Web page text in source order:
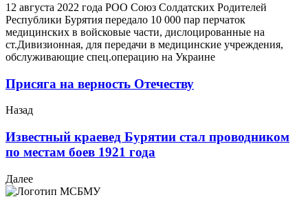
12 августа 2022 года РОО Союз Солдатских Родителей
Республики Бурятия передало 10 000 пар перчаток
медицинских в войсковые части, дислоцированные на
ст.Дивизионная, для передачи в медицинские учреждения,
обслуживающие спец.операцию на Украине
Присяга на верность Отечеству
Назад
Известный краевед Бурятии стал проводником
по местам боев 1921 года
Далее